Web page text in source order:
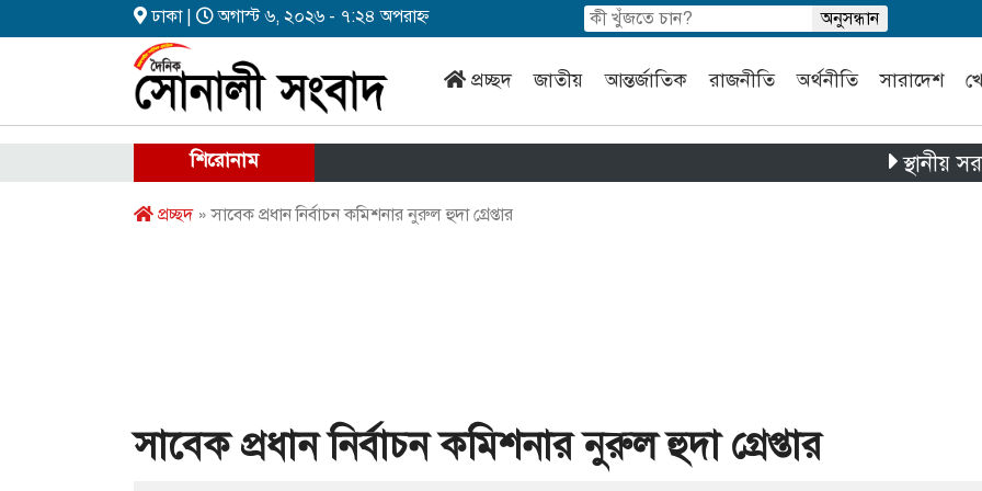
ঢাকা | অগাস্ট ৬, ২০২৬ - ৭:২৪ অপরাহ্ন
প্রচ্ছদ জাতীয় আন্তর্জাতিক রাজনীতি অর্থনীতি সারাদেশ
শিরোনাম স্থানীয় সরকার
প্রচ্ছদ» সাবেক প্রধান নির্বাচন কমিশনার নুরুল হুদা গ্রেপ্তার
সাবেক প্রধান নির্বাচন কমিশনার নুরুল হুদা গ্রেপ্তার